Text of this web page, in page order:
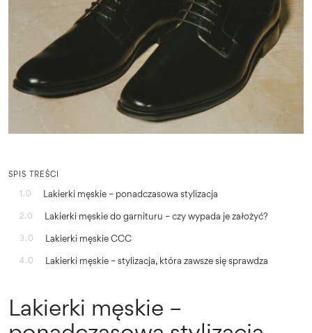
SPIS TREŚCI
1.0
Lakierki męskie – ponadczasowa stylizacja
2.0 Lakierki męskie do garnituru – czy wypada je założyć?
3.0 Lakierki męskie CCC
4.0 Lakierki męskie – stylizacja, która zawsze się sprawdza
Lakierki męskie –